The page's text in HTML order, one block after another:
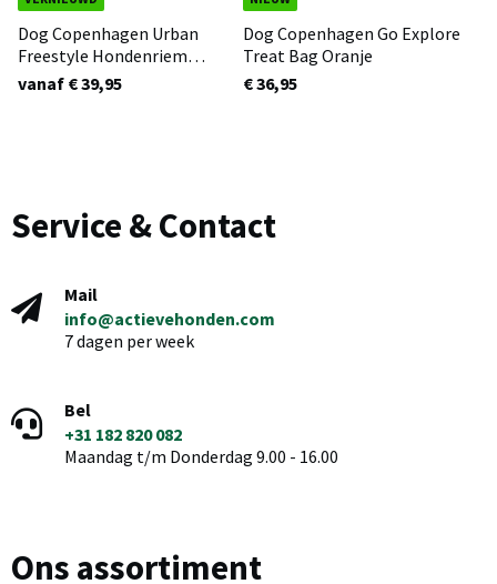
Dog Copenhagen Urban
Freestyle Hondenriem
Oranje 3.0
vanaf € 39,95
Dog Copenhagen Go Explore
Treat Bag Oranje
€ 36,95
Service & Contact
Mail
info@actievehonden.com
7 dagen per week
Bel
+31 182 820 082
Maandag t/m Donderdag 9.00 - 16.00
Ons assortiment